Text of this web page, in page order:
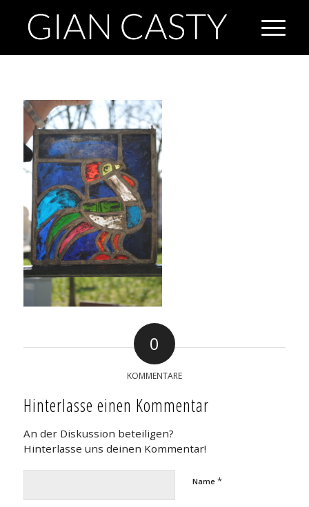
0
KOMMENTARE
Hinterlasse einen Kommentar
An der Diskussion beteiligen?
Hinterlasse uns deinen Kommentar!
Name *